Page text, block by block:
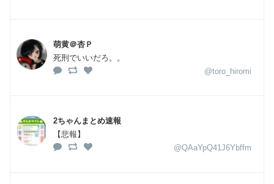
萌黄＠杏Ｐ
死刑でいいだろ。。
@toro_hiromi
2ちゃんまとめ速報
【悲報】
@QAaYpQ41J6Ybffm